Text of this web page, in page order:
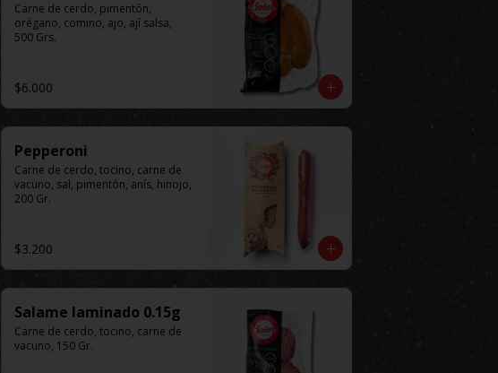
Carne de cerdo, pimentón,
orégano, comino, ajo, ají salsa,
500 Grs.
$6.000
Pepperoni
Carne de cerdo, tocino, carne de
vacuno, sal, pimentón, anís, hinojo,
200 Gr.
$3.200
Salame laminado 0.15g
Carne de cerdo, tocino, carne de
vacuno, 150 Gr.